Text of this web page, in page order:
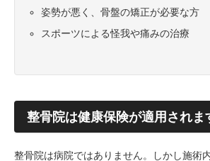
姿勢が悪く、骨盤の矯正が必要な方
スポーツによる怪我や痛みの治療
整骨院は健康保険が適用されま
整骨院は病院ではありません。しかし施術